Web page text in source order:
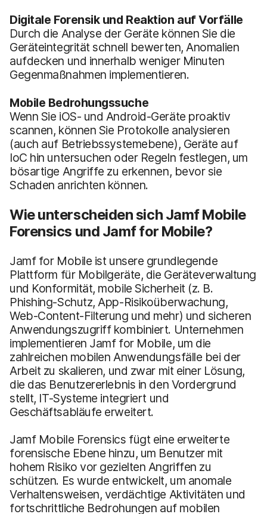
Digitale Forensik und Reaktion auf Vorfälle
Durch die Analyse der Geräte können Sie die
Geräteintegrität schnell bewerten, Anomalien
aufdecken und innerhalb weniger Minuten
Gegenmaßnahmen implementieren.
Mobile Bedrohungssuche
Wenn Sie iOS- und Android-Geräte proaktiv
scannen, können Sie Protokolle analysieren
(auch auf Betriebssystemebene), Geräte auf
IoC hin untersuchen oder Regeln festlegen, um
bösartige Angriffe zu erkennen, bevor sie
Schaden anrichten können.
Wie unterscheiden sich Jamf Mobile
Forensics und Jamf for Mobile?
Jamf for Mobile ist unsere grundlegende
Plattform für Mobilgeräte, die Geräteverwaltung
und Konformität, mobile Sicherheit (z. B.
Phishing-Schutz, App-Risikoüberwachung,
Web-Content-Filterung und mehr) und sicheren
Anwendungszugriff kombiniert. Unternehmen
implementieren Jamf for Mobile, um die
zahlreichen mobilen Anwendungsfälle bei der
Arbeit zu skalieren, und zwar mit einer Lösung,
die das Benutzererlebnis in den Vordergrund
stellt, IT-Systeme integriert und
Geschäftsabläufe erweitert.
Jamf Mobile Forensics fügt eine erweiterte
forensische Ebene hinzu, um Benutzer mit
hohem Risiko vor gezielten Angriffen zu
schützen. Es wurde entwickelt, um anomale
Verhaltensweisen, verdächtige Aktivitäten und
fortschrittliche Bedrohungen auf mobilen